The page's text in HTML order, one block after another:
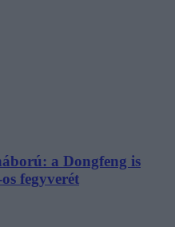
a Dongfeng is
fegyverét